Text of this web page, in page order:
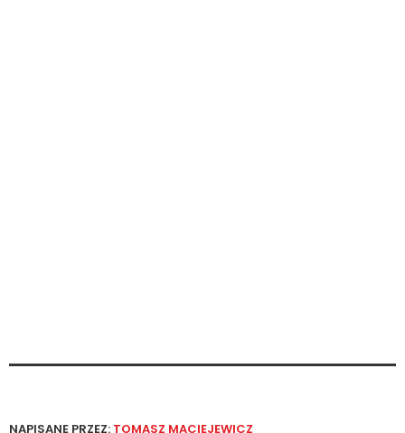
NAPISANE PRZEZ: TOMASZ MACIEJEWICZ